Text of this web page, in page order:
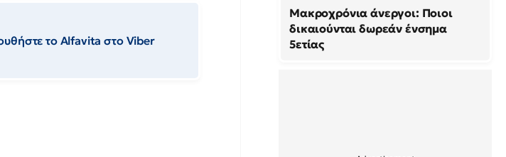
το Αlfavita στο Viber
Μακροχρόνια άνεργοι: Ποιοι
δικαιούνται δωρεάν ένσημα
5ετίας